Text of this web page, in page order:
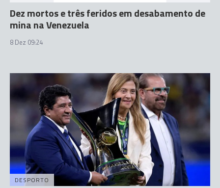
Dez mortos e três feridos em desabamento de
mina na Venezuela
8 Dez 09:24
DESPORTO